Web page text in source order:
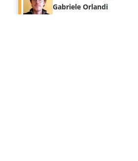
Gabriele Orlandi